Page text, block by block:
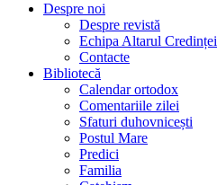
Despre noi
Despre revistă
Echipa Altarul Credinței
Contacte
Bibliotecă
Calendar ortodox
Comentariile zilei
Sfaturi duhovnicești
Postul Mare
Predici
Familia